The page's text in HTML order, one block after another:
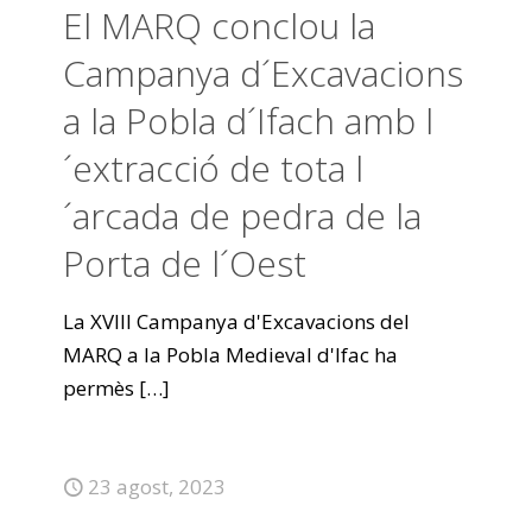
El MARQ conclou la
Campanya d´Excavacions
a la Pobla d´Ifach amb l
´extracció de tota l
´arcada de pedra de la
Porta de l´Oest
La XVIII Campanya d'Excavacions del
MARQ a la Pobla Medieval d'Ifac ha
permès […]
23 agost, 2023